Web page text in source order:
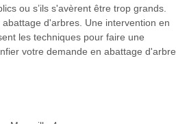
ou s’ils s'avèrent être trop grands.
d'arbres. Une intervention en
les techniques pour faire une
votre demande en abattage d'arbre